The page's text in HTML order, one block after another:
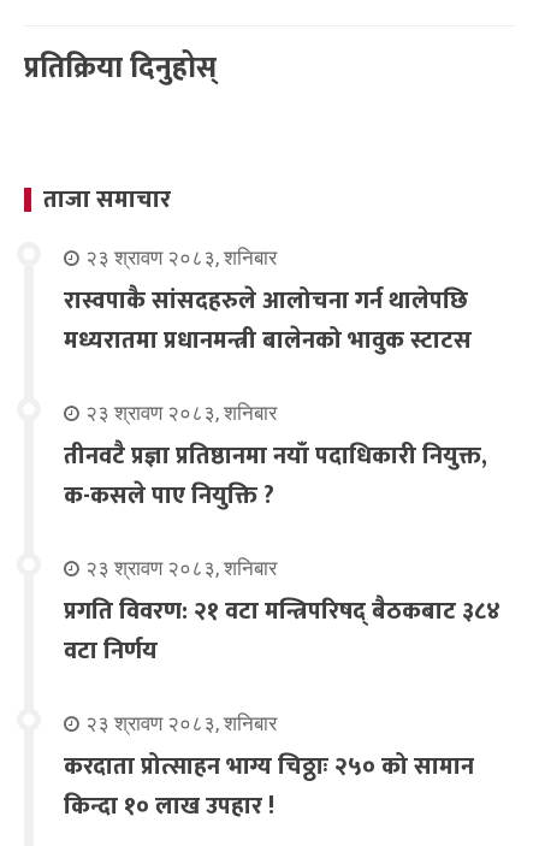
प्रतिक्रिया दिनुहोस्
ताजा समाचार
२३ श्रावण २०८३, शनिबार
रास्वपाकै सांसदहरुले आलोचना गर्न थालेपछि
मध्यरातमा प्रधानमन्त्री बालेनको भावुक स्टाटस
२३ श्रावण २०८३, शनिबार
तीनवटै प्रज्ञा प्रतिष्ठानमा नयाँ पदाधिकारी नियुक्त,
क-कसले पाए नियुक्ति ?
२३ श्रावण २०८३, शनिबार
प्रगति विवरण: २१ वटा मन्त्रिपरिषद् बैठकबाट ३८४
वटा निर्णय
२३ श्रावण २०८३, शनिबार
करदाता प्रोत्साहन भाग्य चिठ्ठाः २५० को सामान
किन्दा १० लाख उपहार !